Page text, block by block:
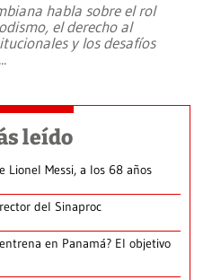
habla sobre el rol
el derecho al
y los desafíos
leído
Lionel Messi, a los 68 años
del Sinaproc
en Panamá? El objetivo